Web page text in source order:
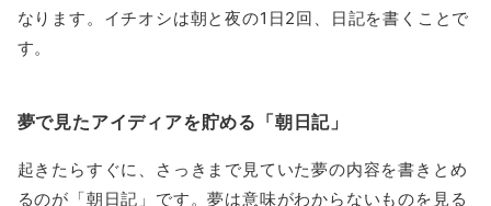
なります。イチオシは朝と夜の1日2回、日記を書くことで
す。
夢で見たアイディアを貯める「朝日記」
起きたらすぐに、さっきまで見ていた夢の内容を書きとめ
るのが「朝日記」です。夢は意味がわからないものを見る